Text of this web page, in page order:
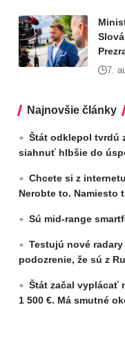
7.
Najnovšie články
Štát odklepol tvrdú
siahnuť hlbšie do
Chcete si z
Nerobte to. Namiesto
Sú mid-range
Testujú nové
podozrenie, že sú z
Štát začal vyplácať
1 500 €. Má smutné